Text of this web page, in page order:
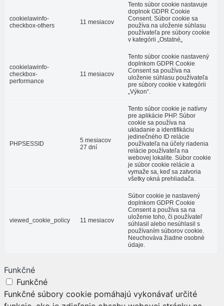
cookielawinfo-
checkbox-others
11 mesiacov
Tento súbor cookie nastavuje
doplnok GDPR Cookie
Consent. Súbor cookie sa
používa na uloženie súhlasu
používateľa pre súbory cookie
v kategórii „Ostatné„
cookielawinfo-
checkbox-
performance
11 mesiacov
Tento súbor cookie nastavený
doplnkom GDPR Cookie
Consent sa používa na
uloženie súhlasu používateľa
pre súbory cookie v kategórii
„Výkon“.
PHPSESSID
5 mesiacov
27 dní
Tento súbor cookie je natívny
pre aplikácie PHP. Súbor
cookie sa používa na
ukladanie a identifikáciu
jedinečného ID relácie
používateľa na účely riadenia
relácie používateľa na
webovej lokalite. Súbor cookie
je súbor cookie relácie a
vymaže sa, keď sa zatvoria
všetky okná prehliadača.
viewed_cookie_policy 11 mesiacov
Súbor cookie je nastavený
doplnkom GDPR Cookie
Consent a používa sa na
uloženie toho, či používateľ
súhlasil alebo nesúhlasil s
používaním súborov cookie.
Neuchováva žiadne osobné
údaje.
Funkčné
Funkčné
Funkčné súbory cookie pomáhajú vykonávať určité